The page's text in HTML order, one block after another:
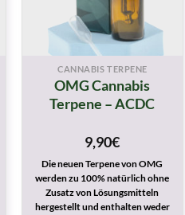
CANNABIS TERPENE
OMG Cannabis
Terpene – ACDC
9,90€
Die neuen Terpene von OMG
werden zu 100% natürlich ohne
Zusatz von Lösungsmitteln
hergestellt und enthalten weder